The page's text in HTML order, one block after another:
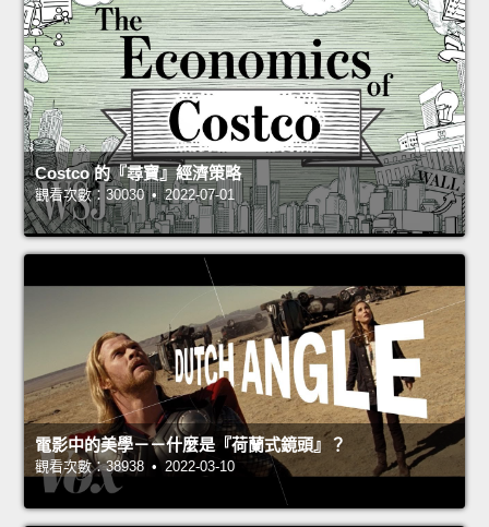
Costco 的『尋寶』經濟策略
觀看次數：30030 • 2022-07-01
電影中的美學－－什麼是『荷蘭式鏡頭』？
觀看次數：38938 • 2022-03-10